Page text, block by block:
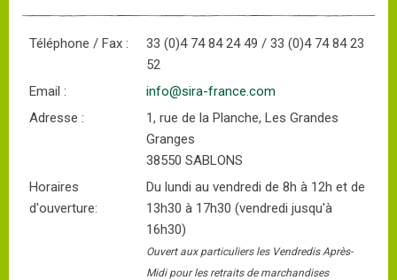
Téléphone / Fax :
33 (0)4 74 84 24 49 / 33 (0)4 74 84 23
52
Email :
info@sira-france.com
Adresse :
1, rue de la Planche, Les Grandes
Granges
38550 SABLONS
Horaires
d'ouverture:
Du lundi au vendredi de 8h à 12h et de
13h30 à 17h30 (vendredi jusqu'à
16h30)
Ouvert aux particuliers les Vendredis Après-
Midi pour les retraits de marchandises